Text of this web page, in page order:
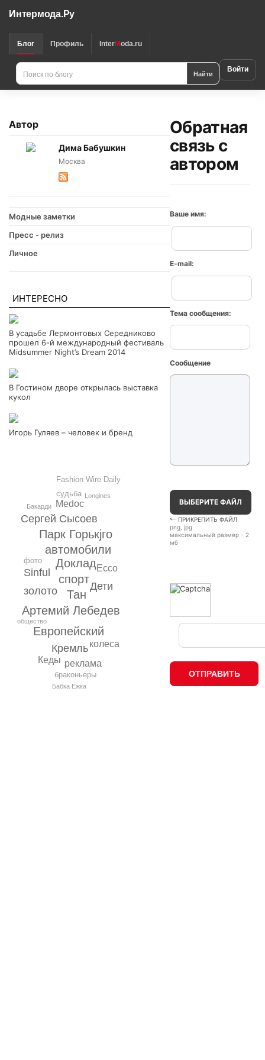
Интермода.Ру
Блог Профиль InterModa.ru
Найти Войти
Автор
Дима Бабушкин
Москва
Модные заметки
Пресс - релиз
Личное
ИНТЕРЕСНО
В усадьбе Лермонтовых Середниково
прошел 6-й международный фестиваль
Midsummer Night’s Dream 2014
В Гостином дворе открылась выставка
кукол
Игорь Гуляев – человек и бренд
спорт
Доклад
Тан
автомобили
Артемий Лебедев
Парк Горькjго
Европейский
Сергей Сысоев
Дети
золото
Кремль
Sinful
Medoc
реклама
Ecco
Кеды
колеса
фото
судьба
браконьеры
Fashion Wire Daily
общество
Бакарди
Longines
Бабка Ёжка
Обратная
связь с
автором
Ваше имя:
E-mail:
Тема сообщения:
Сообщение
ВЫБЕРИТЕ ФАЙЛ
ПРИКРЕПИТЬ ФАЙЛ
png, jpg
максимальный размер - 2
мб